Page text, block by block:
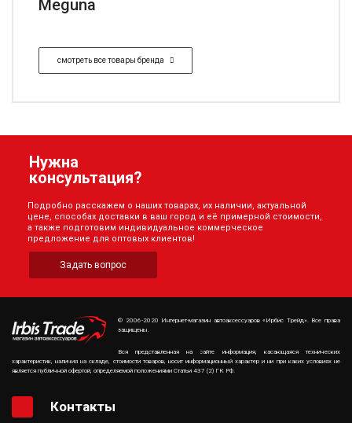
Meguna
смотреть все товары бренда
Нужна
консультация?
Подробно расскажем о наших товарах, их наличии, актуальной
цене, способах доставки в ваш город и её примерной стоимости,
а также подготовим индивидуальное коммерческое
предложение для оптовых клиентов!
Задать вопрос
© 2006-2020 Интернет-магазин автоаксессуаров «Ирбис Трейд». Все права
защищены.
Вся представленная на сайте информация, касающаяся технических
характеристик, наличия на складе, стоимости товаров, носит информационный характер и ни при каких условиях не
является публичной офертой, определяемой положениями Статьи 437 (2) ГК РФ.
Контакты